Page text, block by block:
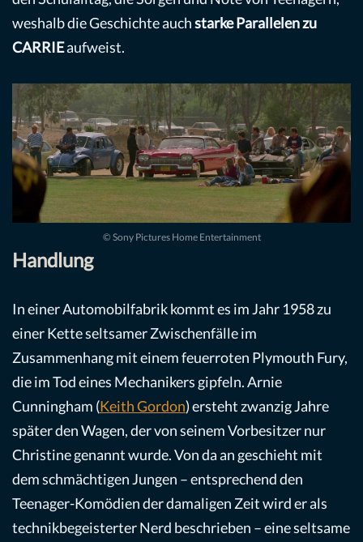
weshalb die Geschichte auchstarke Parallelen zu
CARRIEaufweist.
© Sony Pictures Home Entertainment
Handlung
In einer Automobilfabrik kommt es im Jahr 1958 zu
einer Kette seltsamer Zwischenfälle im
Zusammenhang mit einem feuerroten Plymouth Fury,
die im Tod eines Mechanikers gipfeln. Arnie
Cunningham (Keith Gordon) ersteht zwanzig Jahre
später den Wagen, der von seinem Vorbesitzer nur
Christine genannt wurde. Von da an geschieht mit
dem schmächtigen Jungen – entsprechend den
Teenager-Komödien der damaligen Zeit wird er als
technikbegeisterter Nerd beschrieben – eine seltsame